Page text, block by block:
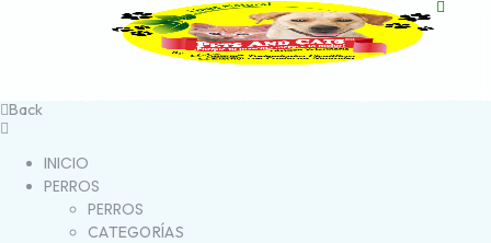
Back
INICIO
PERROS
PERROS
CATEGORÍAS